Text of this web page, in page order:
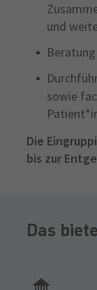
und
sowie
Die
bis zur
Das